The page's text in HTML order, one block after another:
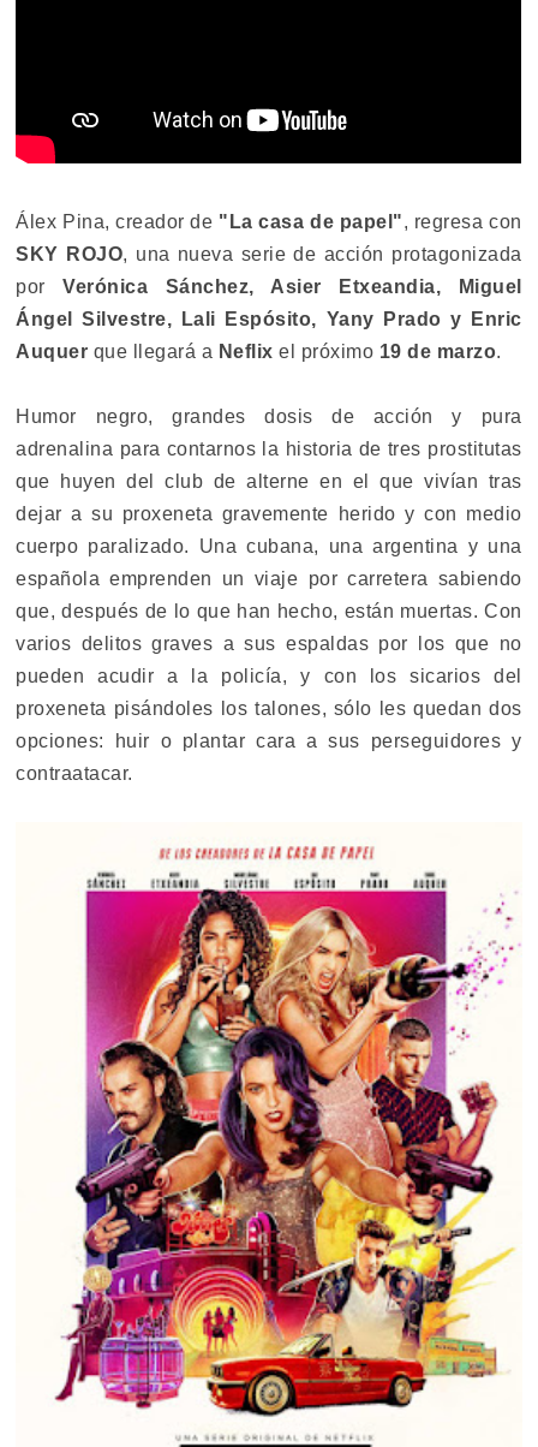
Álex Pina, creador de "La casa de papel", regresa con
SKY ROJO, una nueva serie de acción protagonizada
porVerónica Sánchez, Asier Etxeandia, Miguel
Ángel Silvestre, Lali Espósito, Yany Prado y Enric
Auquer que llegará a Neflix el próximo 19 de marzo.
Humor negro, grandes dosis de acción y pura
adrenalina para contarnos la historia de tres prostitutas
que huyen del club de alterne en el que vivían tras
dejar a su proxeneta gravemente herido y con medio
cuerpo paralizado. Una cubana, una argentina y una
española emprenden un viaje por carretera sabiendo
que, después de lo que han hecho, están muertas. Con
varios delitos graves a sus espaldas por los que no
pueden acudir a la policía, y con los sicarios del
proxeneta pisándoles los talones, sólo les quedan dos
opciones: huir o plantar cara a sus perseguidores y
contraatacar.